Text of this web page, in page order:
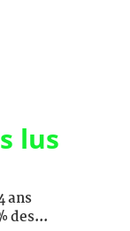
lus
ans
des...